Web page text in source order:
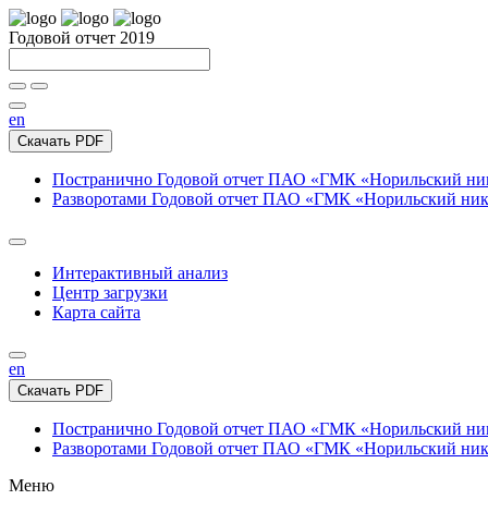
Годовой отчет 2019
en
Скачать PDF
Постранично Годовой отчет ПАО «ГМК «Норильский
Разворотами Годовой отчет ПАО «ГМК «Норильский
Интерактивный анализ
Центр загрузки
Карта сайта
en
Скачать PDF
Постранично Годовой отчет ПАО «ГМК «Норильский
Разворотами Годовой отчет ПАО «ГМК «Норильский
Меню